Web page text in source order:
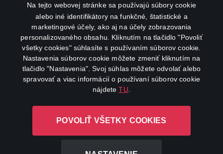
Na tejto webovej stránke sa používajú súbory cookie
alebo iné identifikátory na funkčné, štatistické a
marketingové účely, ako aj na účely zobrazovania
personalizovaného obsahu. Kliknutím na tlačidlo "Povoliť
všetky cookies" súhlasíte s používaním súborov cookie.
Nastavenia súborov cookie môžete zmeniť kliknutím na
tlačidlo "Nastavenia". Svoj súhlas môžete odvolať alebo
spravovať a viac informácií o používaní súborov cookie
nájdeteTU
POVOLIŤ VŠETKY COOKIES
My profile
Important links
Canal+ Luxembourg S. à r.l. so sídlom Rue Albert Borschette 4,